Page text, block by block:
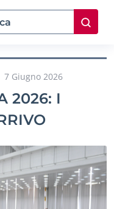
7 Giugno 2026
2026: I